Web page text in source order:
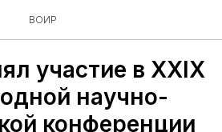
ВОИР
участие в XXIX
научно-
конференции